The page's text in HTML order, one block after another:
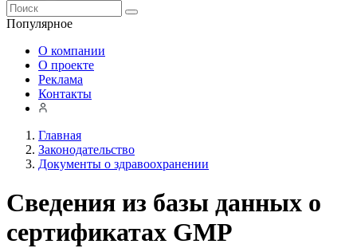
Популярное
О компании
О проекте
Реклама
Контакты
Главная
Законодательство
Документы о здравоохранении
Сведения из базы данных о
сертификатах GMP